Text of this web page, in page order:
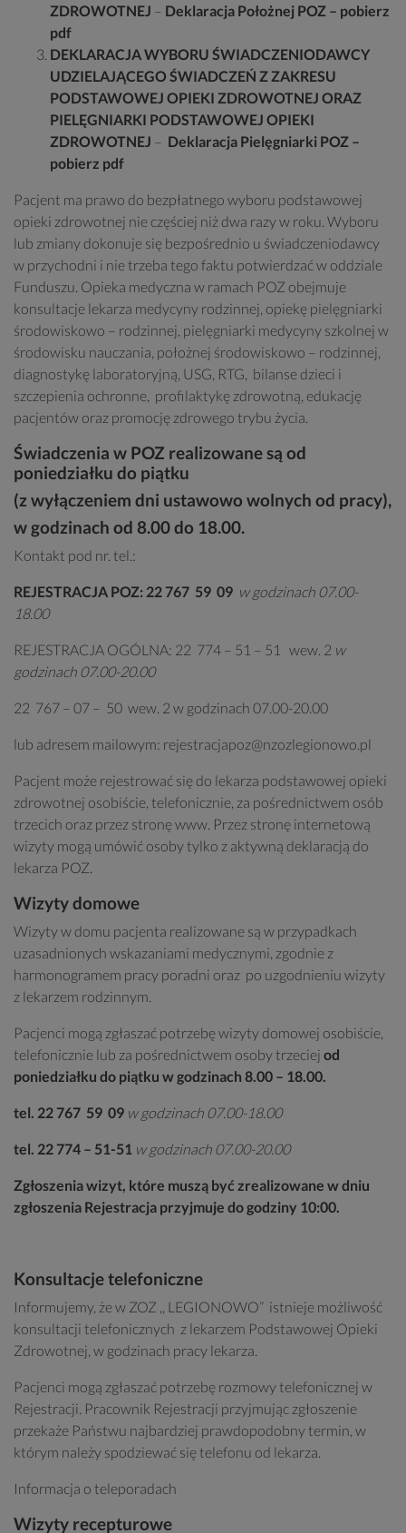
ZDROWOTNEJ – Deklaracja Położnej POZ – pobierz
pdf
DEKLARACJA WYBORU ŚWIADCZENIODAWCY
UDZIELAJĄCEGO ŚWIADCZEŃ Z ZAKRESU
PODSTAWOWEJ OPIEKI ZDROWOTNEJ ORAZ
PIELĘGNIARKI PODSTAWOWEJ OPIEKI
ZDROWOTNEJ – Deklaracja Pielęgniarki POZ –
pobierz pdf
Pacjent ma prawo do bezpłatnego wyboru podstawowej
opieki zdrowotnej nie częściej niż dwa razy w roku. Wyboru
lub zmiany dokonuje się bezpośrednio u świadczeniodawcy
w przychodni i nie trzeba tego faktu potwierdzać w oddziale
Funduszu. Opieka medyczna w ramach POZ obejmuje
konsultacje lekarza medycyny rodzinnej, opiekę pielęgniarki
środowiskowo – rodzinnej, pielęgniarki medycyny szkolnej w
środowisku nauczania, położnej środowiskowo – rodzinnej,
diagnostykę laboratoryjną, USG, RTG, bilanse dzieci i
szczepienia ochronne, profilaktykę zdrowotną, edukację
pacjentów oraz promocję zdrowego trybu życia.
Świadczenia w POZ realizowane są od
poniedziałku do piątku
(z wyłączeniem dni ustawowo wolnych od pracy),
w godzinach od 8.00 do 18.00.
Kontakt pod nr. tel.:
REJESTRACJA POZ: 22 767 59 09 w godzinach 07.00-
18.00
REJESTRACJA OGÓLNA: 22 774 – 51 – 51 wew. 2 w
godzinach 07.00-20.00
22 767 – 07 – 50 wew. 2 w godzinach 07.00-20.00
lub adresem mailowym: rejestracjapoz@nzozlegionowo.pl
Pacjent może rejestrować się do lekarza podstawowej opieki
zdrowotnej osobiście, telefonicznie, za pośrednictwem osób
trzecich oraz przez stronę www. Przez stronę internetową
wizyty mogą umówić osoby tylko z aktywną deklaracją do
lekarza POZ.
Wizyty domowe
Wizyty w domu pacjenta realizowane są w przypadkach
uzasadnionych wskazaniami medycznymi, zgodnie z
harmonogramem pracy poradni oraz po uzgodnieniu wizyty
z lekarzem rodzinnym.
Pacjenci mogą zgłaszać potrzebę wizyty domowej osobiście,
telefonicznie lub za pośrednictwem osoby trzeciej od
poniedziałku do piątku w godzinach 8.00 – 18.00.
tel. 22 767 59 09 w godzinach 07.00-18.00
tel. 22 774 – 51-51 w godzinach 07.00-20.00
Zgłoszenia wizyt, które muszą być zrealizowane w dniu
zgłoszenia Rejestracja przyjmuje do godziny 10:00.
Konsultacje telefoniczne
Informujemy, że w ZOZ ,, LEGIONOWO” istnieje możliwość
konsultacji telefonicznych z lekarzem Podstawowej Opieki
Zdrowotnej, w godzinach pracy lekarza.
Pacjenci mogą zgłaszać potrzebę rozmowy telefonicznej w
Rejestracji. Pracownik Rejestracji przyjmując zgłoszenie
przekaże Państwu najbardziej prawdopodobny termin, w
którym należy spodziewać się telefonu od lekarza.
Informacja o teleporadach
Wizyty recepturowe